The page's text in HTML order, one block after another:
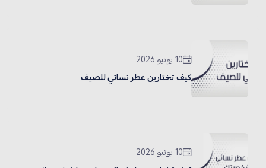
10 يونيو 2026
كيف تختارين عطر نسائي للصيف
10 يونيو 2026